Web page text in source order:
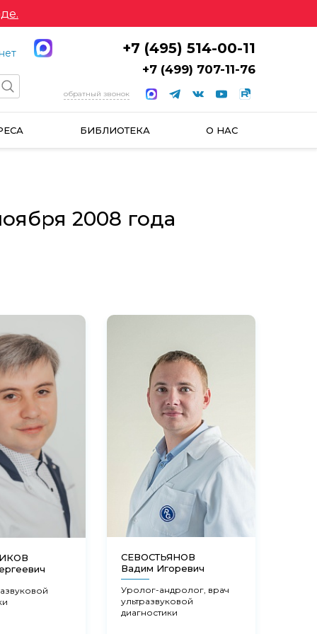
+7 (495) 514-00-11
+7 (499) 707-11-76
обратный звонок
БИБЛИОТЕКА О НАС
2008 года
СЕВОСТЬЯНОВ
Вадим Игоревич
Уролог-андролог, врач
ультразвуковой
диагностики